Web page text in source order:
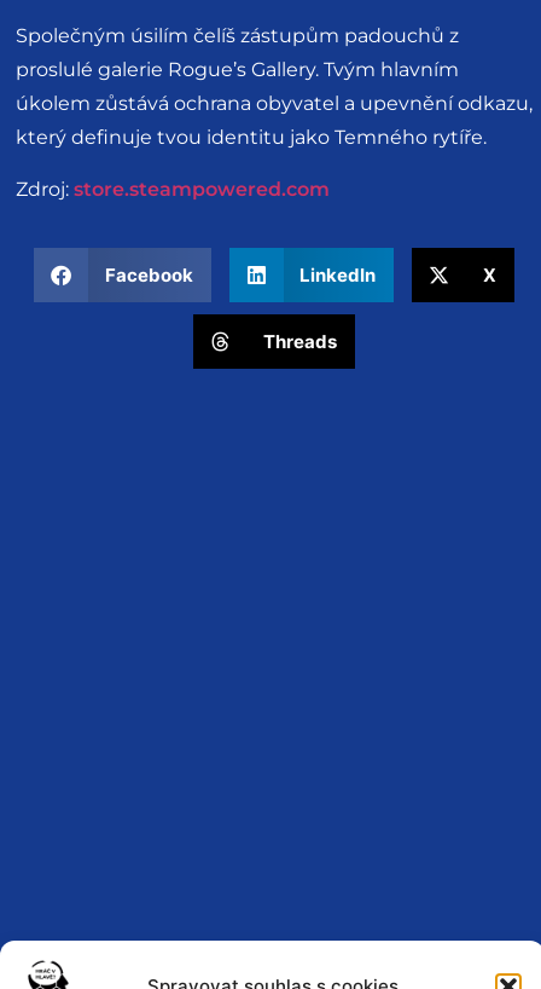
Společným úsilím čelíš zástupům padouchů z
proslulé galerie Rogue’s Gallery. Tvým hlavním
úkolem zůstává ochrana obyvatel a upevnění odkazu,
který definuje tvou identitu jako Temného rytíře.
Zdroj: store.steampowered.com
Facebook LinkedIn X
Threads